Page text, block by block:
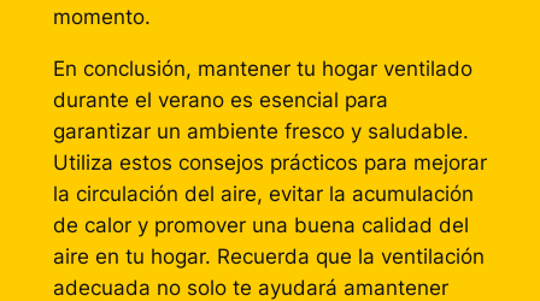
momento.
En conclusión, mantener tu hogar ventilado
durante el verano es esencial para
garantizar un ambiente fresco y saludable.
Utiliza estos consejos prácticos para mejorar
la circulación del aire, evitar la acumulación
de calor y promover una buena calidad del
aire en tu hogar. Recuerda que la ventilación
adecuada no solo te ayudará amantener